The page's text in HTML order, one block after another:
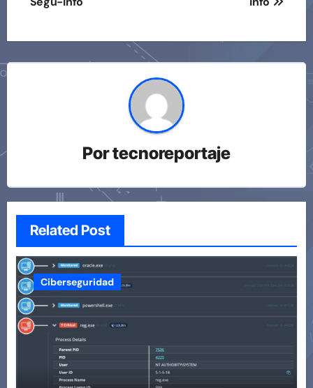
Portecnoreportaje
Related Post
Ciberseguridad